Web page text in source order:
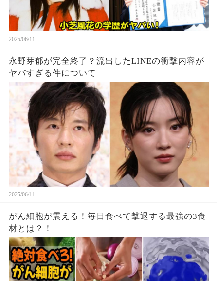
2025/06/11
永野芽郁が完全終了？流出したLINEの衝撃内容が
ヤバすぎる件について
2025/06/11
がん細胞が震える！毎日食べて撃退する最強の3食
材とは？！